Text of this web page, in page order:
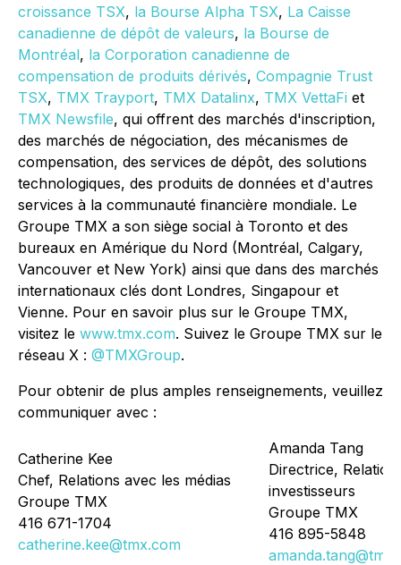
croissance TSX, la Bourse Alpha TSX, La Caisse
canadienne de dépôt de valeurs, la Bourse de
Montréal, la Corporation canadienne de
compensation de produits dérivés, Compagnie Trust
TSX, TMX Trayport, TMX Datalinx, TMX VettaFi et
TMX Newsfile, qui offrent des marchés d'inscription,
des marchés de négociation, des mécanismes de
compensation, des services de dépôt, des solutions
technologiques, des produits de données et d'autres
services à la communauté financière mondiale. Le
Groupe TMX a son siège social à Toronto et des
bureaux en Amérique du Nord (Montréal, Calgary,
Vancouver et New York) ainsi que dans des marchés
internationaux clés dont Londres, Singapour et
Vienne. Pour en savoir plus sur le Groupe TMX,
visitez le www.tmx.com. Suivez le Groupe TMX sur le
réseau X : @TMXGroup.
Pour obtenir de plus amples renseignements, veuillez
communiquer avec :
Catherine Kee
Chef, Relations avec les médias
Groupe TMX
416 671-1704
catherine.kee@tmx.com
Amanda Tang
Directrice,
investisseurs
Groupe TMX
416 895-5848